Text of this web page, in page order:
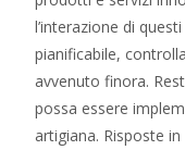
l’interazione di
pianificabile,
avvenuto finora.
possa essere
artigiana. Risposte